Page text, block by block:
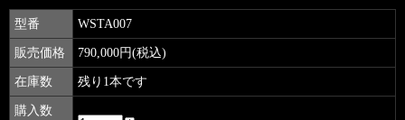
型番 WSTA007
販売価格 790,000円(税込)
在庫数 残り1本です
購入数